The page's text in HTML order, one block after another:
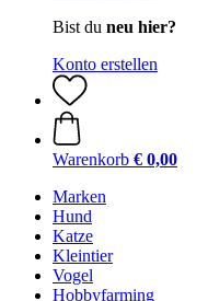
Bist du neu hier?
Konto erstellen
Warenkorb € 0,00
Marken
Hund
Katze
Kleintier
Vogel
Hobbyfarming